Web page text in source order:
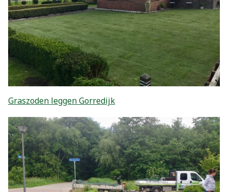
Graszoden leggen Gorredijk